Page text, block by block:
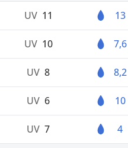
UV 11 13
UV 10 7,6
UV 8 8,2
UV 6 10
UV 7 4